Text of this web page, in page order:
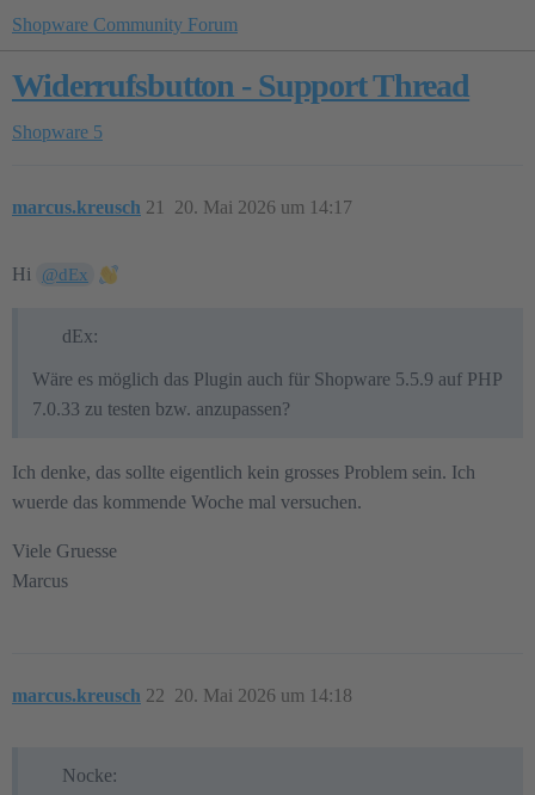
Shopware Community Forum
Widerrufsbutton - Support Thread
Shopware 5
marcus.kreusch 20. Mai 2026 um 14:17
21
Hi @dEx
dEx:
Wäre es möglich das Plugin auch für Shopware 5.5.9 auf PHP
7.0.33 zu testen bzw. anzupassen?
Ich denke, das sollte eigentlich kein grosses Problem sein. Ich
wuerde das kommende Woche mal versuchen.
Viele Gruesse
Marcus
marcus.kreusch 20. Mai 2026 um 14:18
22
Nocke: